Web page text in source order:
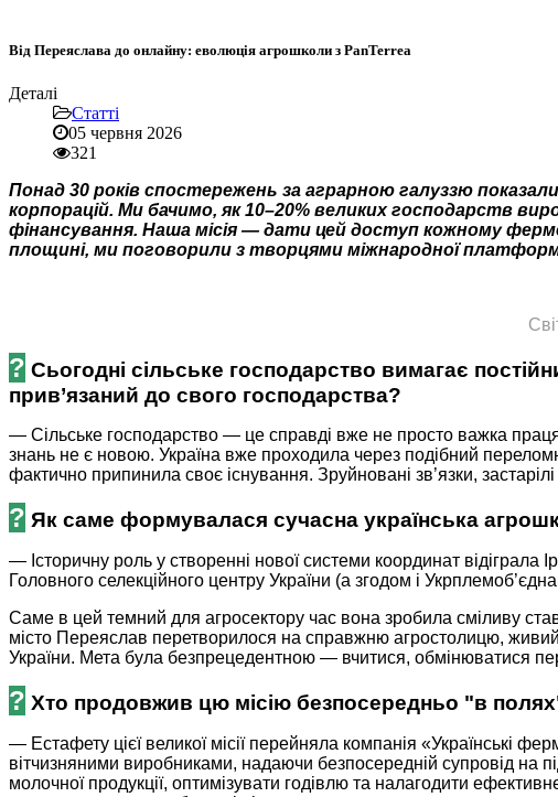
Від Переяслава до онлайну: еволюція агрошколи з PanTerrea
Деталі
Статті
05 червня 2026
321
Понад 30 років спостережень за аграрною галуззю
корпорацій. Ми бачимо, як 10–20% великих господарств
фінансування. Наша місія — дати цей доступ кожному
площині, ми поговорили з творцями міжнародної
? Сьогодні сільське господарство вимагає
прив’язаний до свого господарства?
— Сільське господарство — це справді вже не просто важка
знань не є новою. Україна вже проходила через подібний
фактично припинила своє існування. Зруйновані зв’язки,
? Як саме формувалася сучасна українська
— Історичну роль у створенні нової системи координат
Головного селекційного центру України (а згодом і
Саме в цей темний для агросектору час вона зробила сміливу
місто Переяслав перетворилося на справжню агростолицю,
України. Мета була безпрецедентною — вчитися, обмінюватися
? Хто продовжив цю місію безпосередньо "в
— Естафету цієї великої місії перейняла компанія «Українські
вітчизняними виробниками, надаючи безпосередній супровід на
молочної продукції, оптимізувати годівлю та налагодити